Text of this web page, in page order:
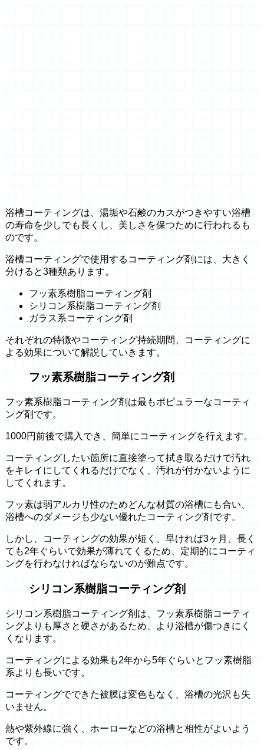
浴槽コーティングは、湯垢や石鹸のカスがつきやすい浴槽
の寿命を少しでも長くし、美しさを保つために行われるも
のです。
浴槽コーティングで使用するコーティング剤には、大きく
分けると3種類あります。
フッ素系樹脂コーティング剤
シリコン系樹脂コーティング剤
ガラス系コーティング剤
それぞれの特徴やコーティング持続期間、コーティングに
よる効果について解説していきます。
フッ素系樹脂コーティング剤
フッ素系樹脂コーティング剤は最もポピュラーなコーティ
ング剤です。
1000円前後で購入でき、簡単にコーティングを行えます。
コーティングしたい箇所に直接塗って拭き取るだけで汚れ
をキレイにしてくれるだけでなく、汚れが付かないように
してくれます。
フッ素は弱アルカリ性のためどんな材質の浴槽にも合い、
浴槽へのダメージも少ない優れたコーティング剤です。
しかし、コーティングの効果が短く、早ければ3ヶ月、長く
ても2年ぐらいで効果が薄れてくるため、定期的にコーティ
ングを行わなければならないのが難点です。
シリコン系樹脂コーティング剤
シリコン系樹脂コーティング剤は、フッ素系樹脂コーティ
ングよりも厚さと硬さがあるため、より浴槽が傷つきにく
くなります。
コーティングによる効果も2年から5年ぐらいとフッ素樹脂
系よりも長いです。
コーティングでできた被膜は変色もなく、浴槽の光沢も失
いません。
熱や紫外線に強く、ホーローなどの浴槽と相性がよいよう
です。